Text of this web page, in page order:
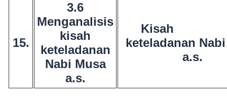
15.
3.6
Menganalisis
kisah
keteladanan
Nabi Musa
a.s.
keteladanan
a.s.